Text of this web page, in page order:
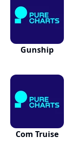
Gunship
Com Truise